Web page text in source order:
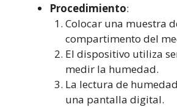
Procedimiento:
Colocar una muestra
compartimento del
El dispositivo utiliza
medir la humedad.
La lectura de
una pantalla digital.